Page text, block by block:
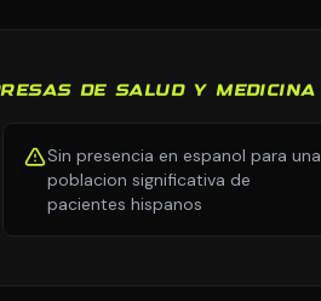
DE SALUD Y MEDICINA
Sin presencia en espanol para una
poblacion significativa de
pacientes hispanos